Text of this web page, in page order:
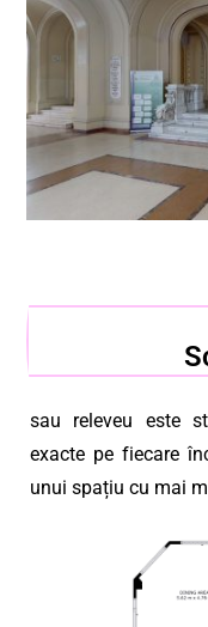
sau releveu este
exacte pe fiecare
unui spațiu cu mai